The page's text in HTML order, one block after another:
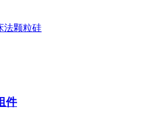
法颗粒硅
件